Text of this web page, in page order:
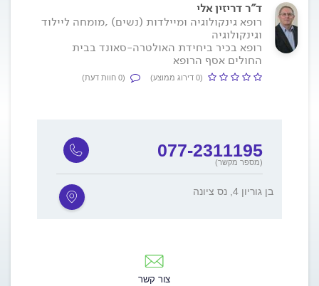
ד"ר דריזין אלי
רופא גינקולוגיה ומיילדות (נשים) ,מומחה ליילוד
וגינקולוגיה
רופא בכיר ביחידת האולטרה-סאונד בבית
החולים אסף הרופא
(0 דירוג ממוצע) (0 חוות דעת)
077-2311195
(מספר מקשר)
בן גוריון 4, נס ציונה
צור קשר